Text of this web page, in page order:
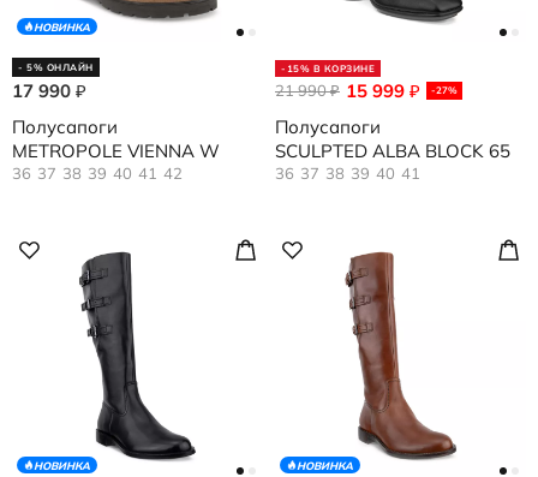
НОВИНКА
- 5% ОНЛАЙН
17 990 ₽
Полусапоги
METROPOLE VIENNA W
36 37 38 39 40 41 42
-15% В КОРЗИНЕ
15 999 ₽ -27%
21 990₽
Полусапоги
SCULPTED ALBA BLOCK 65
36 37 38 39 40 41
НОВИНКА НОВИНКА